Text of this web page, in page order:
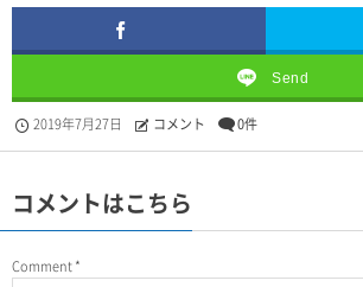
Send
2019年7月27日 コメント 0件
コメントはこちら
Comment*